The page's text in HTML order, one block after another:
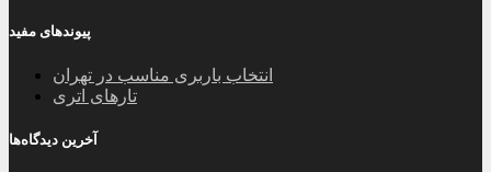
پیوندهای مفید
انتخاب باربری مناسب در تهران
تارهای اتری
آخرین دیدگاه‌ها